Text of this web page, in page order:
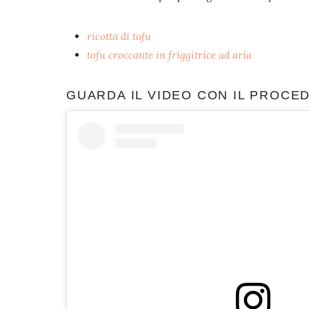
ricotta di tofu
tofu croccante in friggitrice ad aria
GUARDA IL VIDEO CON IL